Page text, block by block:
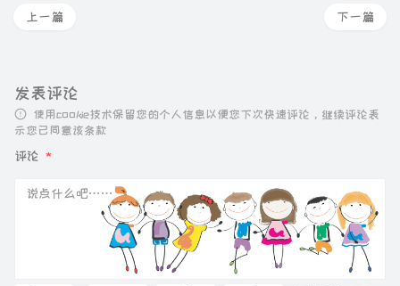
下一篇
上一篇
发表评论
使用cookie技术保留您的个人信息以便您下次快速评论，继续评论表
示您已同意该条款
评论 *